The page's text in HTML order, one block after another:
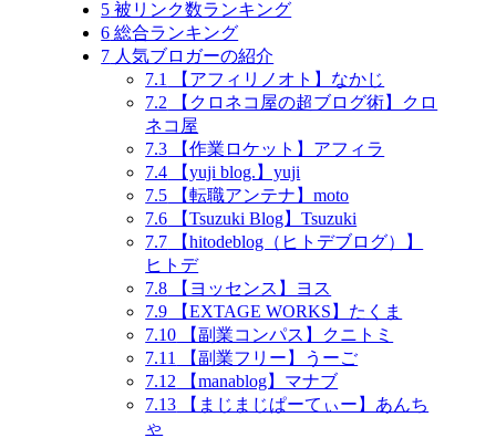
5 被リンク数ランキング
6 総合ランキング
7 人気ブロガーの紹介
7.1
【アフィリノオト】なかじ
7.2 【クロネコ屋の超ブログ術】クロ
ネコ屋
7.3 【作業ロケット】アフィラ
7.4 【yuji blog.】yuji
7.5 【転職アンテナ】moto
7.6 【Tsuzuki Blog】Tsuzuki
7.7 【hitodeblog（ヒトデブログ）】
ヒトデ
7.8 【ヨッセンス】ヨス
7.9 【EXTAGE WORKS】たくま
7.10 【副業コンパス】クニトミ
7.11
【副業フリー】うーご
7.12 【manablog】マナブ
7.13 【まじまじぱーてぃー】あんち
ゃ